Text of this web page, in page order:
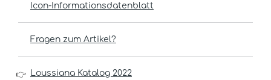
Icon-Informationsdatenblatt
Fragen zum Artikel?
👉 Loussiana Katalog 2022